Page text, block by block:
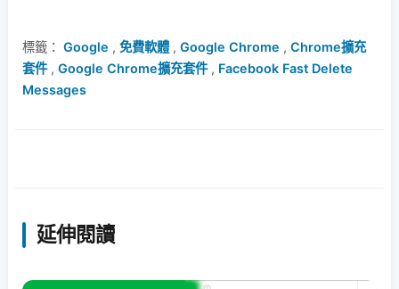
標籤： Google , 免費軟體, Google Chrome , Chrome擴充
套件, Google Chrome擴充套件, Facebook Fast Delete
Messages
延伸閱讀